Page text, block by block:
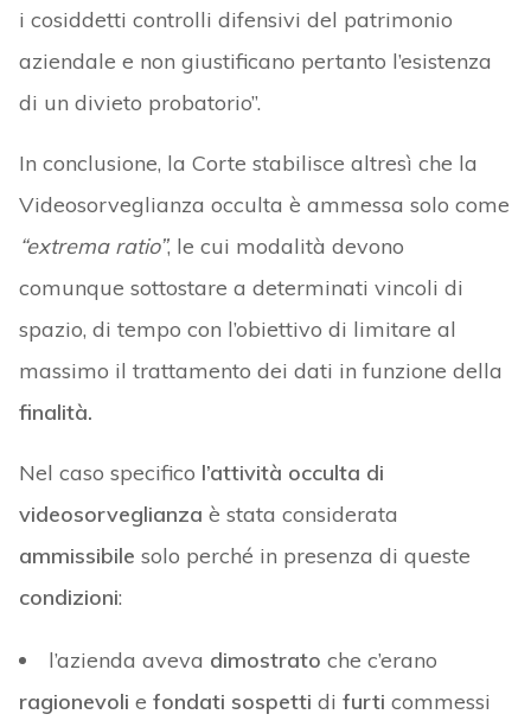
i cosiddetti controlli difensivi del patrimonio
aziendale e non giustificano pertanto l’esistenza
di un divieto probatorio”.
In conclusione, la Corte stabilisce altresì che la
Videosorveglianza occulta è ammessa solo come
“extrema ratio”, le cui modalità devono
comunque sottostare a determinati vincoli di
spazio, di tempo con l’obiettivo di limitare al
massimo il trattamento dei dati in funzione della
finalità.
Nel caso specifico l’attività occulta di
videosorveglianza è stata considerata
ammissibile solo perché in presenza di queste
condizioni:
l’azienda aveva dimostrato che c’erano
ragionevoli e fondati sospetti di furti commessi